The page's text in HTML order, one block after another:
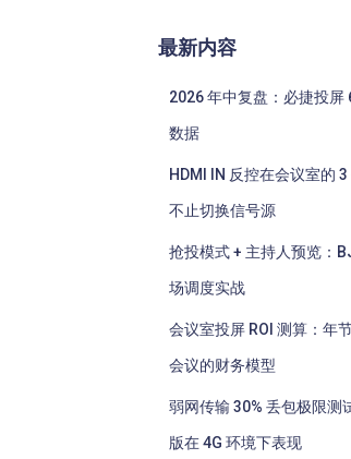
最新内容
2026 年中复盘：必捷投屏
数据
HDMI IN 反控在会议室的 3
不止切换信号源
抢投模式 + 主持人预览：
场调度实战
会议室投屏 ROI 测算：年
会议的财务模型
弱网传输 30% 丢包极限测
版在 4G 环境下表现